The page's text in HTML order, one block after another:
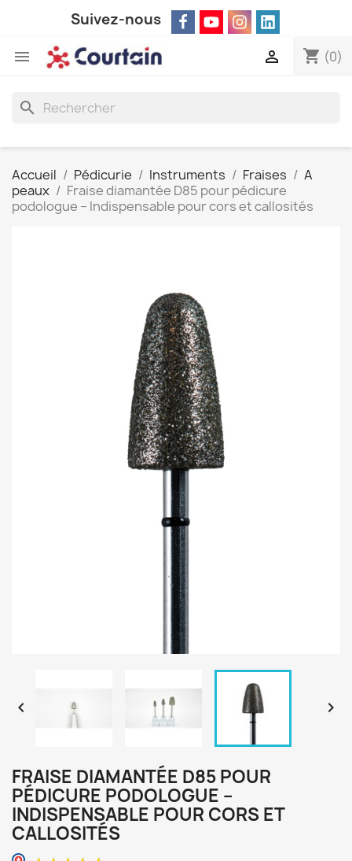
Suivez-nous
 shopping_cart (0)

search
Accueil Pédicurie Instruments Fraises
A
peaux
Fraise diamantée D85 pour pédicure
podologue – Indispensable pour cors et callosités
 
FRAISE DIAMANTÉE D85 POUR
PÉDICURE PODOLOGUE –
INDISPENSABLE POUR CORS ET
CALLOSITÉS